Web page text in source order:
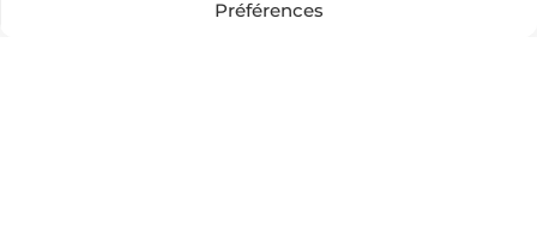
Préférences